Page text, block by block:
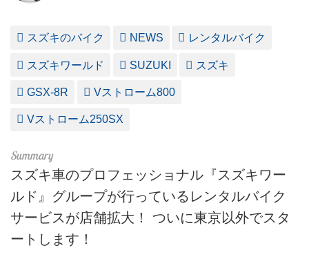
スズキのバイク NEWS レンタルバイク
スズキワールド SUZUKI スズキ
GSX-8R Vストローム800
Vストローム250SX
スズキ車のプロフェッショナル『スズキワー
ルド』グループが行っているレンタルバイク
サービスが店舗拡大！ ついに東京以外でスタ
ートします！